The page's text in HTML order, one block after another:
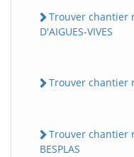
Trouver chantier
D'AIGUES-VIVES
Trouver chantier
Trouver chantier
BESPLAS